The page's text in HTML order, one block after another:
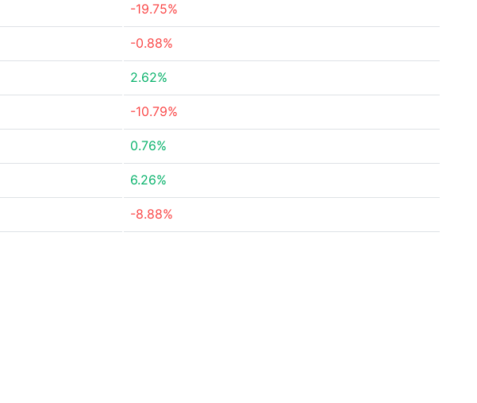
-19.75%
-0.88%
2.62%
-10.79%
0.76%
6.26%
-8.88%